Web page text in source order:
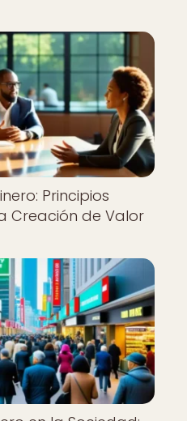
Principios
Creación de Valor